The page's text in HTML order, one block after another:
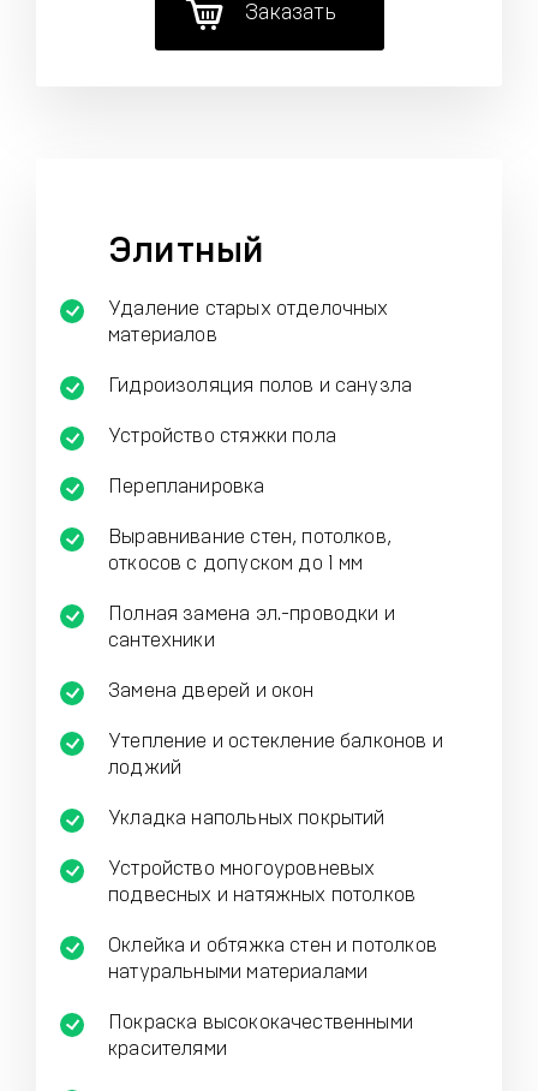
Заказать
Элитный
Удаление старых отделочных
материалов
Гидроизоляция полов и санузла
Устройство стяжки пола
Перепланировка
Выравнивание стен, потолков,
откосов с допуском до 1 мм
Полная замена эл.-проводки и
сантехники
Замена дверей и окон
Утепление и остекление балконов и
лоджий
Укладка напольных покрытий
Устройство многоуровневых
подвесных и натяжных потолков
Оклейка и обтяжка стен и потолков
натуральными материалами
Покраска высококачественными
красителями